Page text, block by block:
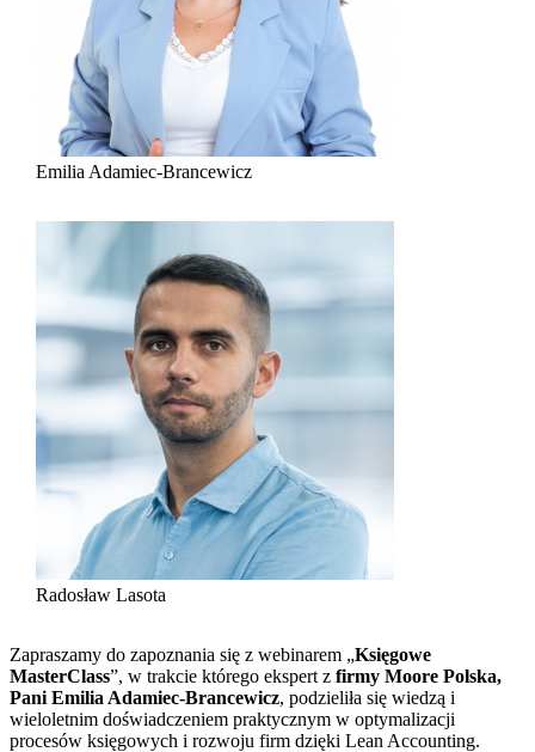
Emilia Adamiec-Brancewicz
Radosław Lasota
Zapraszamy do zapoznania się z webinarem „Księgowe
MasterClass”, w trakcie którego ekspert z firmy Moore Polska,
Pani Emilia Adamiec-Brancewicz, podzieliła się wiedzą i
wieloletnim doświadczeniem praktycznym w optymalizacji
procesów księgowych i rozwoju firm dzięki Lean Accounting.